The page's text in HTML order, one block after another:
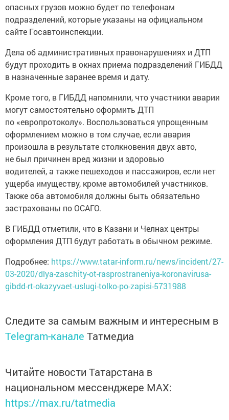
опасных грузов можно будет по телефонам
подразделений, которые указаны на официальном
сайте Госавтоинспекции.
Дела об административных правонарушениях и ДТП
будут проходить в окнах приема подразделений ГИБДД
в назначенные заранее время и дату.
Кроме того, в ГИБДД напомнили, что участники аварии
могут самостоятельно оформить ДТП
по «европротоколу». Воспользоваться упрощенным
оформлением можно в том случае, если авария
произошла в результате столкновения двух авто,
не был причинен вред жизни и здоровью
водителей, а также пешеходов и пассажиров, если нет
ущерба имуществу, кроме автомобилей участников.
Также оба автомобиля должны быть обязательно
застрахованы по ОСАГО.
В ГИБДД отметили, что в Казани и Челнах центры
оформления ДТП будут работать в обычном режиме.
Подробнее: https://www.tatar-inform.ru/news/incident/27-
03-2020/dlya-zaschity-ot-rasprostraneniya-koronavirusa-
gibdd-rt-okazyvaet-uslugi-tolko-po-zapisi-5731988
Следите за самым важным и интересным в
Telegram-канале Татмедиа
Читайте новости Татарстана в
национальном мессенджере MАХ:
https://max.ru/tatmedia